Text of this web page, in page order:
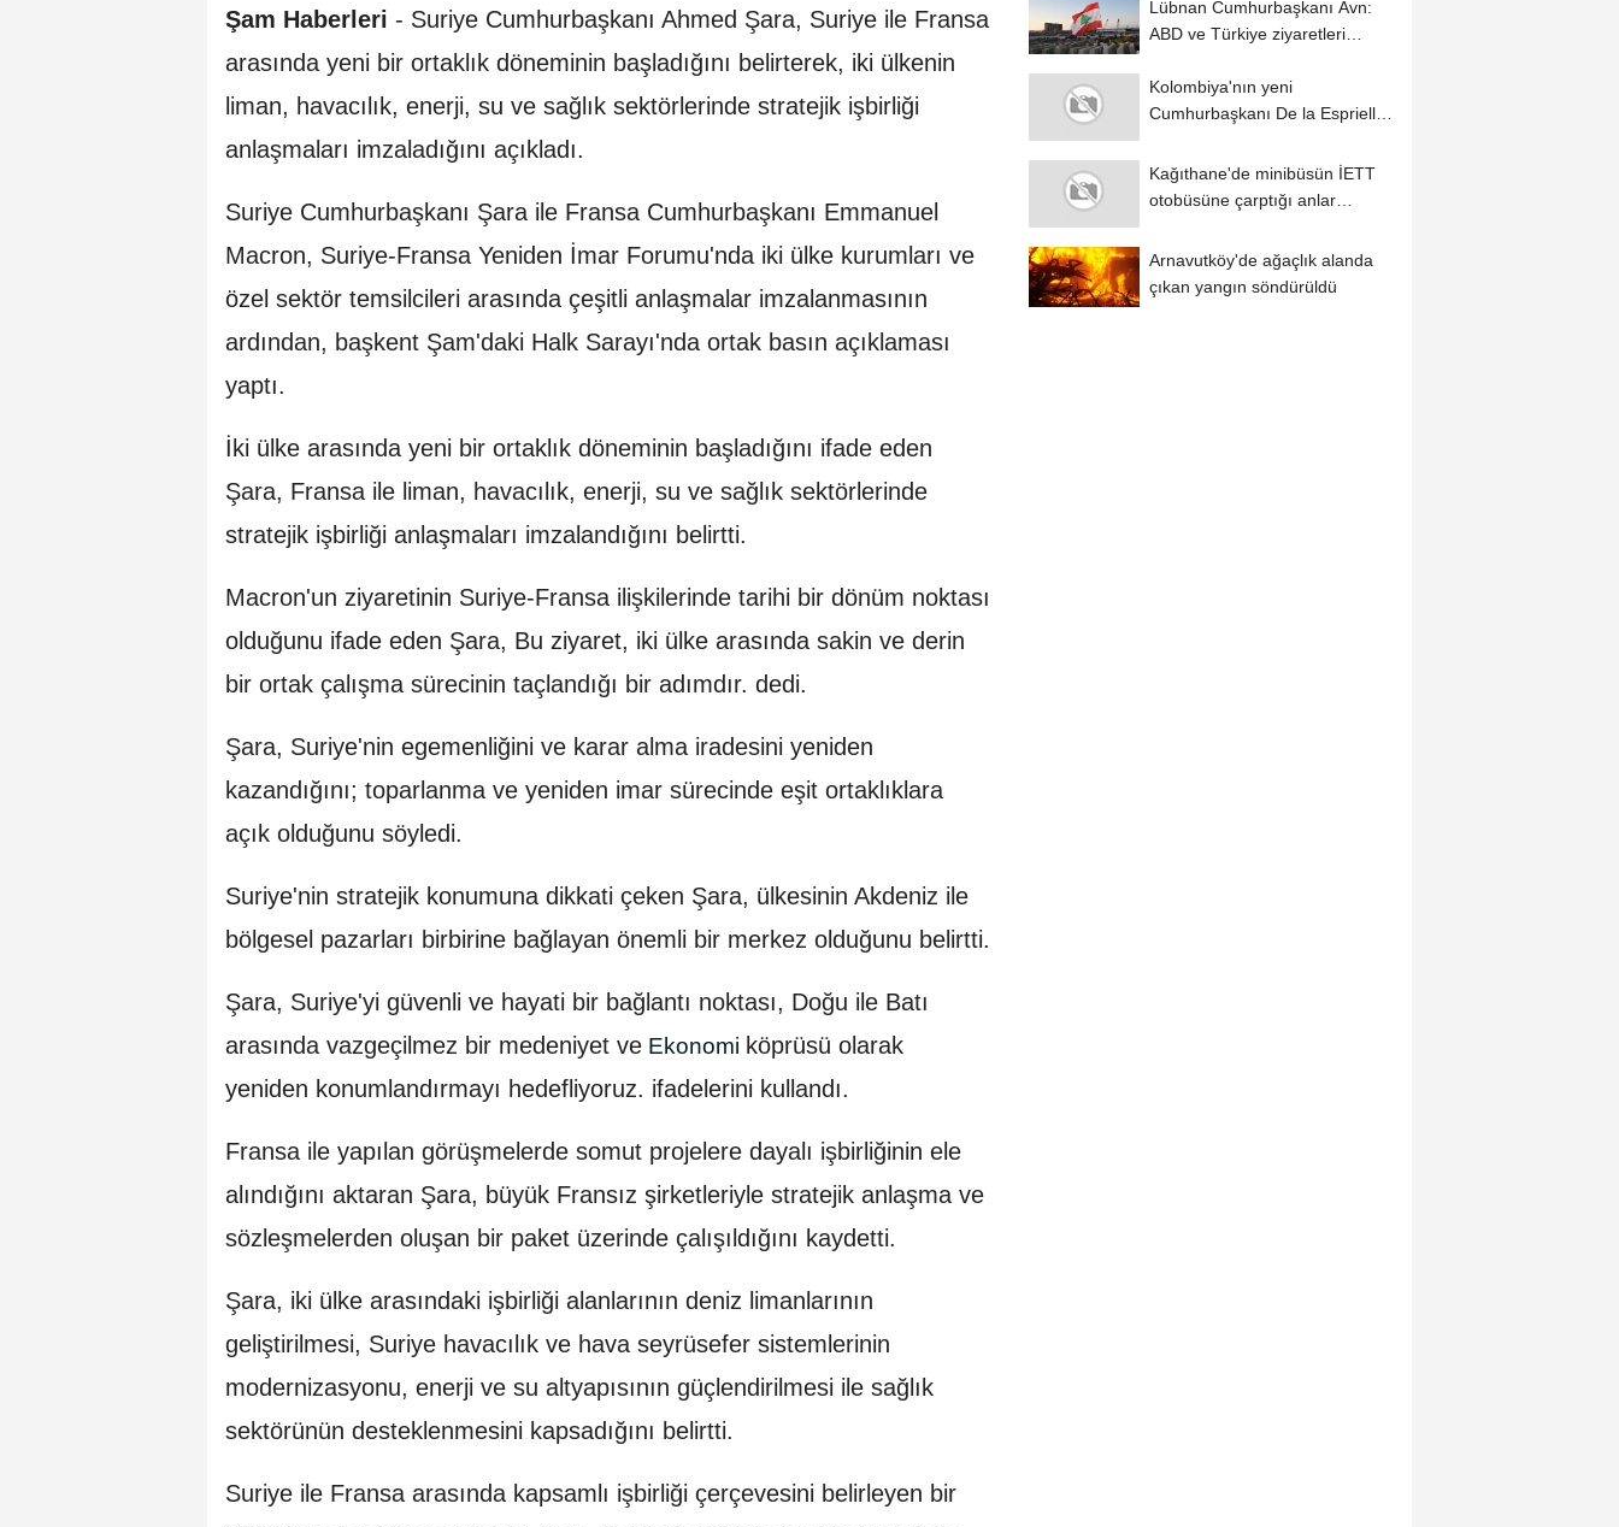
Şam Haberleri - Suriye Cumhurbaşkanı Ahmed Şara, Suriye ile Fransa
arasında yeni bir ortaklık döneminin başladığını belirterek, iki ülkenin
liman, havacılık, enerji, su ve sağlık sektörlerinde stratejik işbirliği
anlaşmaları imzaladığını açıkladı.
Suriye Cumhurbaşkanı Şara ile Fransa Cumhurbaşkanı Emmanuel
Macron, Suriye-Fransa Yeniden İmar Forumu'nda iki ülke kurumları ve
özel sektör temsilcileri arasında çeşitli anlaşmalar imzalanmasının
ardından, başkent Şam'daki Halk Sarayı'nda ortak basın açıklaması
yaptı.
İki ülke arasında yeni bir ortaklık döneminin başladığını ifade eden
Şara, Fransa ile liman, havacılık, enerji, su ve sağlık sektörlerinde
stratejik işbirliği anlaşmaları imzalandığını belirtti.
Macron'un ziyaretinin Suriye-Fransa ilişkilerinde tarihi bir dönüm noktası
olduğunu ifade eden Şara, Bu ziyaret, iki ülke arasında sakin ve derin
bir ortak çalışma sürecinin taçlandığı bir adımdır. dedi.
Şara, Suriye'nin egemenliğini ve karar alma iradesini yeniden
kazandığını; toparlanma ve yeniden imar sürecinde eşit ortaklıklara
açık olduğunu söyledi.
Suriye'nin stratejik konumuna dikkati çeken Şara, ülkesinin Akdeniz ile
bölgesel pazarları birbirine bağlayan önemli bir merkez olduğunu belirtti.
Şara, Suriye'yi güvenli ve hayati bir bağlantı noktası, Doğu ile Batı
arasında vazgeçilmez bir medeniyet ve Ekonomi köprüsü olarak
yeniden konumlandırmayı hedefliyoruz. ifadelerini kullandı.
Fransa ile yapılan görüşmelerde somut projelere dayalı işbirliğinin ele
alındığını aktaran Şara, büyük Fransız şirketleriyle stratejik anlaşma ve
sözleşmelerden oluşan bir paket üzerinde çalışıldığını kaydetti.
Şara, iki ülke arasındaki işbirliği alanlarının deniz limanlarının
geliştirilmesi, Suriye havacılık ve hava seyrüsefer sistemlerinin
modernizasyonu, enerji ve su altyapısının güçlendirilmesi ile sağlık
sektörünün desteklenmesini kapsadığını belirtti.
Suriye ile Fransa arasında kapsamlı işbirliği çerçevesini belirleyen bir
Lübnan Cumhurbaşkanı Avn:
ABD ve Türkiye ziyaretleri
Kolombiya'nın yeni
Cumhurbaşkanı De la Espriella,
Kağıthane'de minibüsün İETT
otobüsüne çarptığı anlar
Arnavutköy'de ağaçlık alanda
çıkan yangın söndürüldü